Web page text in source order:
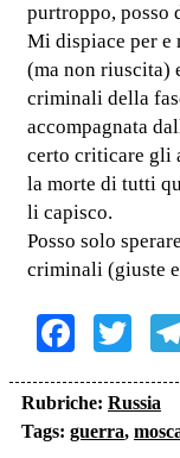
purtroppo, posso
Mi dispiace per e
(ma non riuscita)
criminali della
accompagnata
certo criticare gli
la morte di tutti
li capisco.
Posso solo
criminali (giuste
Rubriche: Russia
Tags: guerra,